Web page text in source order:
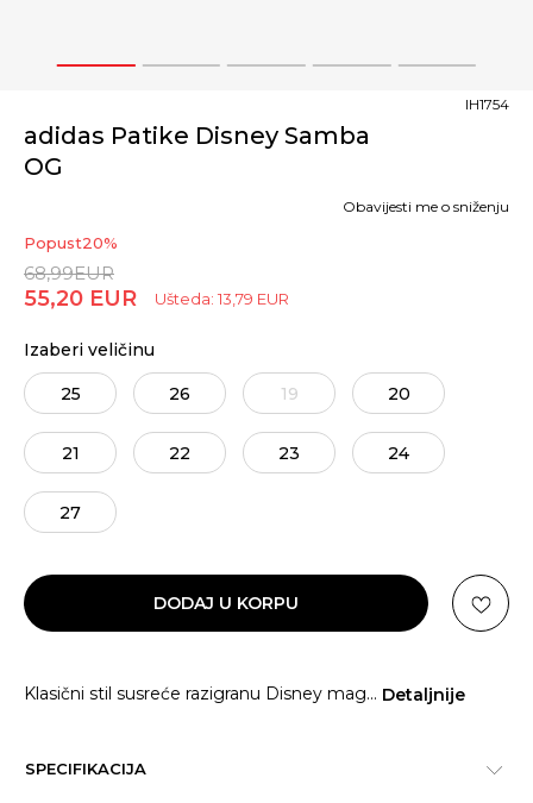
1 2 3 4 5
adidas Patike Disney Samba
OG
IH1754
Popust20%
68,99EUR
55,20 EUR Ušteda: 13,79 EUR
Obavijesti me o sniženju
Izaberi veličinu
25 26 19 20
21 22 23 24
27
DODAJ U KORPU
Klasični stil susreće razigranu Disney mag... Detaljnije
SPECIFIKACIJA